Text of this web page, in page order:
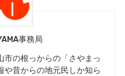
事務局
市の根っからの「さやまっ
や昔からの地元民しか知ら